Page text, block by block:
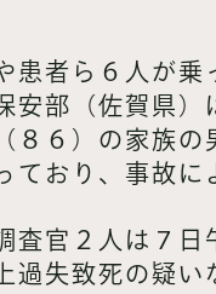
者ら６人が乗
安部（佐賀県
８６）の家族
ており、事故に
官２人は７日
過失致死の疑い